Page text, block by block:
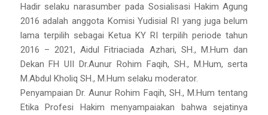
Hadir selaku narasumber pada Sosialisasi Hakim Agung
2016 adalah anggota Komisi Yudisial RI yang juga belum
lama terpilih sebagai Ketua KY RI terpilih periode tahun
2016 – 2021, Aidul Fitriaciada Azhari, SH., M.Hum dan
Dekan FH UII Dr.Aunur Rohim Faqih, SH., M.Hum, serta
M.Abdul Kholiq SH., M.Hum selaku moderator.
Penyampaian Dr. Aunur Rohim Faqih, SH., M.Hum tentang
Etika Profesi Hakim menyampaiakan bahwa sejatinya